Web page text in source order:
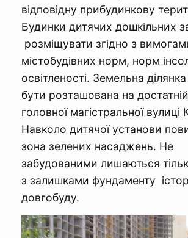
відповідну прибудинкову
Будинки дитячих дошкiльних
розмiщувати згiдно з
мiстобудiвних норм, норм
освітленості. Земельна
бути розташована на достатній
головної магістральної вулиці
Навколо дитячої установи
зона зелених насаджень. Не
забудованими лишаються
з залишками фундаменту
довгобуду.